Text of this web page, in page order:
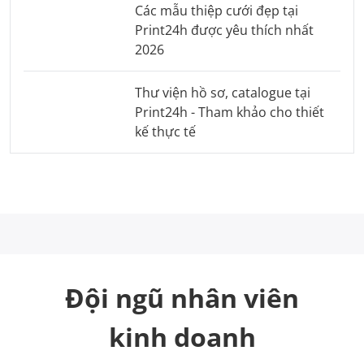
Các mẫu thiệp cưới đẹp tại
Print24h được yêu thích nhất
2026
Thư viện hồ sơ, catalogue tại
Print24h - Tham khảo cho thiết
kế thực tế
Đội ngũ nhân viên
kinh doanh